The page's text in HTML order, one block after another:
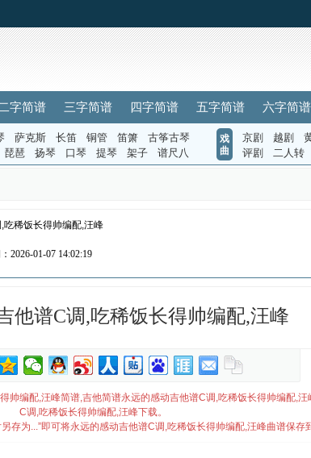
二字简谱 三字简谱 四字简谱 五字简谱 六字简谱
萨克斯 长笛 铜管 笛箫
古筝古琴
琵琶 扬琴 口琴 提琴 架子 谱尺八
戏
曲
京剧 越剧
评剧
二人转
吃稀饭长得帅编配,汪峰
2026-01-07 14:02:19
他谱C调,吃稀饭长得帅编配,汪峰
帅编配,汪峰简谱,吉他简谱永远的感动吉他谱C调,吃稀饭长得帅编配,
C调,吃稀饭长得帅编配,汪峰下载。
存为...”即可将永远的感动吉他谱C调,吃稀饭长得帅编配,汪峰曲谱保存